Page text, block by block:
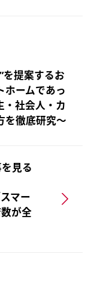
を提案するお
ホームであっ
・社会人・カ
を徹底研究～
見る
マー
が全